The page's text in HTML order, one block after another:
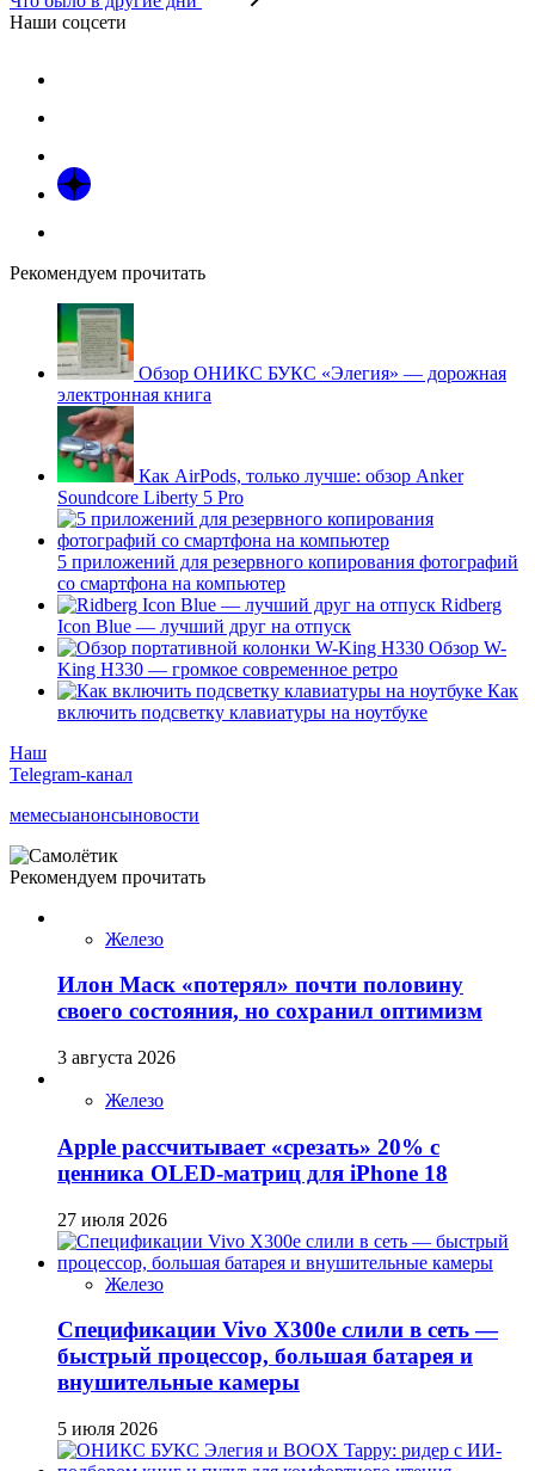
Наши соцсети
Рекомендуем прочитать
Обзор ОНИКС БУКС «Элегия» — дорожная
электронная книга
Как AirPods, только лучше: обзор Anker
Soundcore Liberty 5 Pro
5 приложений для резервного копирования фотографий
со смартфона на компьютер
Ridberg
Icon Blue — лучший друг на отпуск
Обзор W-
King H330 — громкое современное ретро
Как
включить подсветку клавиатуры на ноутбуке
Наш
Telegram-канал
мемесыанонсыновости
Рекомендуем прочитать
Железо
Илон Маск «потерял» почти половину
своего состояния, но сохранил оптимизм
3 августа 2026
Железо
Apple рассчитывает «срезать» 20% с
ценника OLED-матриц для iPhone 18
27 июля 2026
Железо
Спецификации Vivo X300e слили в сеть —
быстрый процессор, большая батарея и
внушительные камеры
5 июля 2026